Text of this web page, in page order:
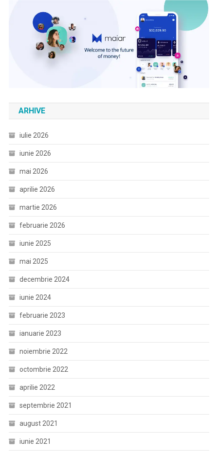
ARHIVE
iulie 2026
iunie 2026
mai 2026
aprilie 2026
martie 2026
februarie 2026
iunie 2025
mai 2025
decembrie 2024
iunie 2024
februarie 2023
ianuarie 2023
noiembrie 2022
octombrie 2022
aprilie 2022
septembrie 2021
august 2021
iunie 2021